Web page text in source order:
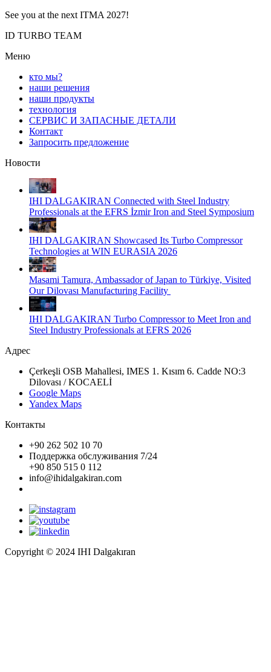
See you at the next ITMA 2027!
ID TURBO TEAM
Меню
кто мы?
наши решения
наши продукты
технология
СЕРВИС И ЗАПАСНЫЕ ДЕТАЛИ
Контакт
Запросить предложение
Новости
IHI DALGAKIRAN Connected with Steel Industry
Professionals at the EFRS İzmir Iron and Steel Symposium
IHI DALGAKIRAN Showcased Its Turbo Compressor
Technologies at WIN EURASIA 2026
Masami Tamura, Ambassador of Japan to Türkiye, Visited
Our Dilovası Manufacturing Facility
IHI DALGAKIRAN Turbo Compressor to Meet Iron and
Steel Industry Professionals at EFRS 2026
Адрес
Çerkeşli OSB Mahallesi, IMES 1. Kısım 6. Cadde NO:3
Dilovası / KOCAELİ
Google Maps
Yandex Maps
Контакты
+90 262 502 10 70
Поддержка обслуживания 7/24
+90 850 515 0 112
info@ihidalgakiran.com
Copyright © 2024 IHI Dalgakıran